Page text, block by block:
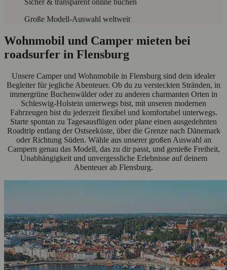
Große Modell-Auswahl weltweit
Wohnmobil und Camper mieten bei
roadsurfer in Flensburg
Unsere Camper und Wohnmobile in Flensburg sind dein idealer
Begleiter für jegliche Abenteuer. Ob du zu versteckten Stränden, in
immergrüne Buchenwälder oder zu anderen charmanten Orten in
Schleswig-Holstein unterwegs bist, mit unseren modernen
Fahrzeugen bist du jederzeit flexibel und komfortabel unterwegs.
Starte spontan zu Tagesausflügen oder plane einen ausgedehnten
Roadtrip entlang der Ostseeküste, über die Grenze nach Dänemark
oder Richtung Süden. Wähle aus unserer großen Auswahl an
Campern genau das Modell, das zu dir passt, und genieße Freiheit,
Unabhängigkeit und unvergessliche Erlebnisse auf deinem
Abenteuer ab Flensburg.